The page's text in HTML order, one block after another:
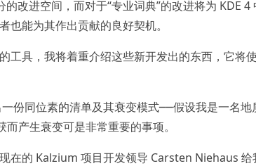
改进空间，而对于“专业词典”的改进将为 KDE 4
能为其作出贡献的良好契机。
工具，我将着重介绍这些新开发出的东西，它将使
份同位素的清单及其衰变模式──假设我是一名地
产生衰变可是非常重要的事项。
在的 Kalzium 项目开发领导 Carsten Niehaus 给